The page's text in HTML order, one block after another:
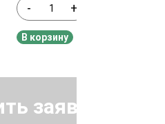
- +
В корзину
заявку